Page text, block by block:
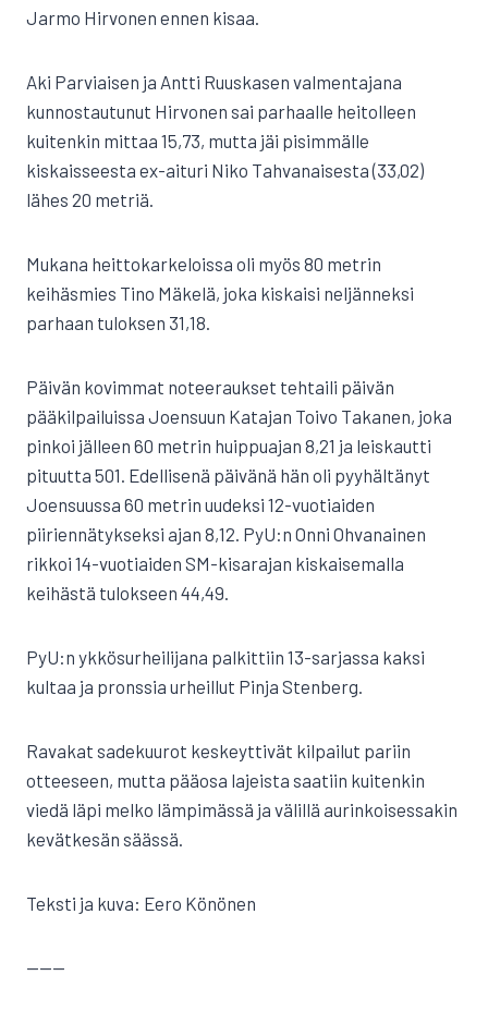
Jarmo Hirvonen ennen kisaa.
Aki Parviaisen ja Antti Ruuskasen valmentajana
kunnostautunut Hirvonen sai parhaalle heitolleen
kuitenkin mittaa 15,73, mutta jäi pisimmälle
kiskaisseesta ex-aituri Niko Tahvanaisesta (33,02)
lähes 20 metriä.
Mukana heittokarkeloissa oli myös 80 metrin
keihäsmies Tino Mäkelä, joka kiskaisi neljänneksi
parhaan tuloksen 31,18.
Päivän kovimmat noteeraukset tehtaili päivän
pääkilpailuissa Joensuun Katajan Toivo Takanen, joka
pinkoi jälleen 60 metrin huippuajan 8,21 ja leiskautti
pituutta 501. Edellisenä päivänä hän oli pyyhältänyt
Joensuussa 60 metrin uudeksi 12-vuotiaiden
piiriennätykseksi ajan 8,12. PyU:n Onni Ohvanainen
rikkoi 14-vuotiaiden SM-kisarajan kiskaisemalla
keihästä tulokseen 44,49.
PyU:n ykkösurheilijana palkittiin 13-sarjassa kaksi
kultaa ja pronssia urheillut Pinja Stenberg.
Ravakat sadekuurot keskeyttivät kilpailut pariin
otteeseen, mutta pääosa lajeista saatiin kuitenkin
viedä läpi melko lämpimässä ja välillä aurinkoisessakin
kevätkesän säässä.
Teksti ja kuva: Eero Könönen
———